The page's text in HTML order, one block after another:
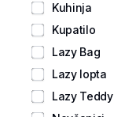
Kuhinja
Kupatilo
Lazy Bag
Lazy lopta
Lazy Teddy